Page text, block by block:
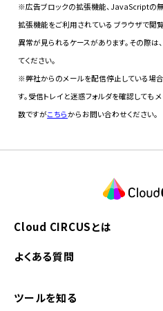
※広告ブロックの拡張機能、JavaScriptの無
拡張機能をご利用されている ブラウザで閲
異常が見られるケースがあります。その際
てください。
※弊社からのメールを配信停止している場
す。受信トレイと迷惑フォルダを確認しても
数ですがこちらからお問い合わせください。
Cloud CIRCUSとは
よくある質問
ツールを知る